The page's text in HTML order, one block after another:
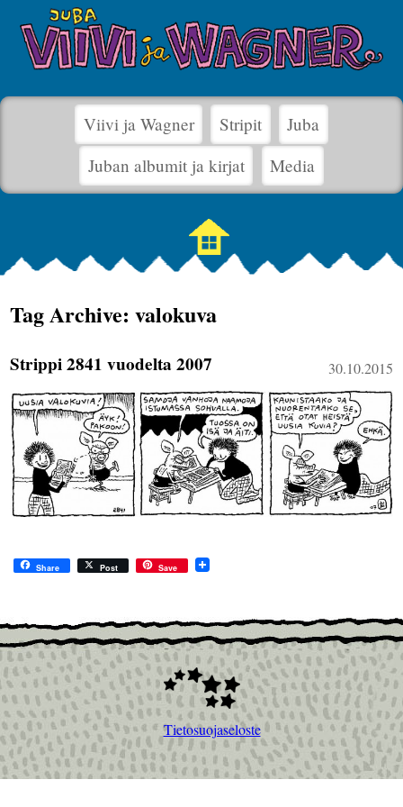
Viivi ja Wagner Stripit
Juba
Juban albumit ja kirjat
Media
Tag Archive: valokuva
30.10.2015
Strippi 2841 vuodelta 2007
Share Post Save
Tietosuojaseloste